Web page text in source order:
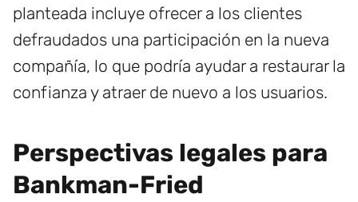
planteada incluye ofrecer a los clientes
defraudados una participación en la nueva
compañía, lo que podría ayudar a restaurar la
confianza y atraer de nuevo a los usuarios.
Perspectivas legales para
Bankman-Fried